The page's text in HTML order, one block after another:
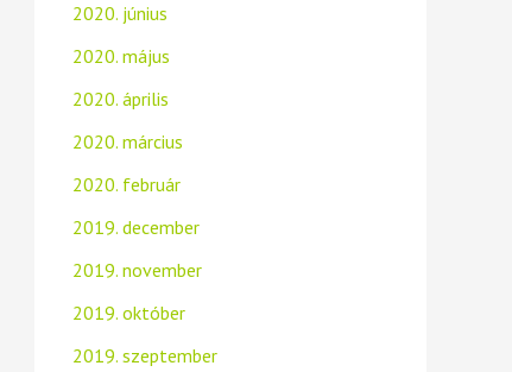
2020. június
2020. május
2020. április
2020. március
2020. február
2019. december
2019. november
2019. október
2019. szeptember